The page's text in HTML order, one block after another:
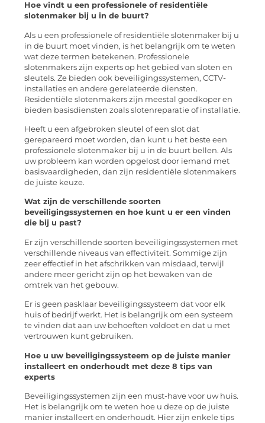
Hoe vindt u een professionele of residentiële
slotenmaker bij u in de buurt?
Als u een professionele of residentiële slotenmaker bij u
in de buurt moet vinden, is het belangrijk om te weten
wat deze termen betekenen. Professionele
slotenmakers zijn experts op het gebied van sloten en
sleutels. Ze bieden ook beveiligingssystemen, CCTV-
installaties en andere gerelateerde diensten.
Residentiële slotenmakers zijn meestal goedkoper en
bieden basisdiensten zoals slotenreparatie of installatie.
Heeft u een afgebroken sleutel of een slot dat
gerepareerd moet worden, dan kunt u het beste een
professionele slotenmaker bij u in de buurt bellen. Als
uw probleem kan worden opgelost door iemand met
basisvaardigheden, dan zijn residentiële slotenmakers
de juiste keuze.
Wat zijn de verschillende soorten
beveiligingssystemen en hoe kunt u er een vinden
die bij u past?
Er zijn verschillende soorten beveiligingssystemen met
verschillende niveaus van effectiviteit. Sommige zijn
zeer effectief in het afschrikken van misdaad, terwijl
andere meer gericht zijn op het bewaken van de
omtrek van het gebouw.
Er is geen pasklaar beveiligingssysteem dat voor elk
huis of bedrijf werkt. Het is belangrijk om een systeem
te vinden dat aan uw behoeften voldoet en dat u met
vertrouwen kunt gebruiken.
Hoe u uw beveiligingssysteem op de juiste manier
installeert en onderhoudt met deze 8 tips van
experts
Beveiligingssystemen zijn een must-have voor uw huis.
Het is belangrijk om te weten hoe u deze op de juiste
manier installeert en onderhoudt. Hier zijn enkele tips